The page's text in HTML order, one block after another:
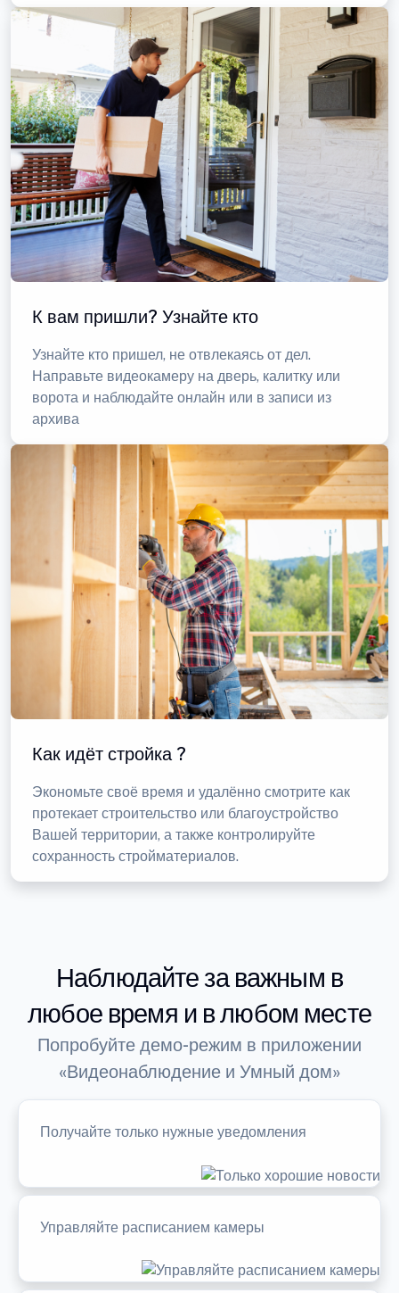
К вам пришли? Узнайте кто
Узнайте кто пришел, не отвлекаясь от дел.
Направьте видеокамеру на дверь, калитку или
ворота и наблюдайте онлайн или в записи из
архива
Как идёт стройка ?
Экономьте своё время и удалённо смотрите как
протекает строительство или благоустройство
Вашей территории, а также контролируйте
сохранность стройматериалов.
Наблюдайте за важным в
любое время и в любом месте
Попробуйте демо-режим в приложении
«Видеонаблюдение и Умный дом»
Получайте только нужные уведомления
Управляйте расписанием камеры